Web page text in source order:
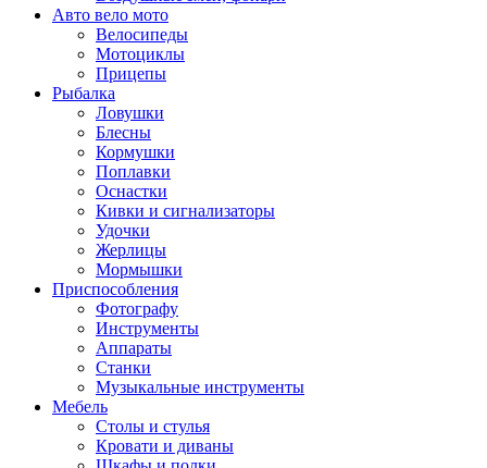
Авто вело мото
Велосипеды
Мотоциклы
Прицепы
Рыбалка
Ловушки
Блесны
Кормушки
Поплавки
Оснастки
Кивки и сигнализаторы
Удочки
Жерлицы
Мормышки
Приспособления
Фотографу
Инструменты
Аппараты
Станки
Музыкальные инструменты
Мебель
Столы и стулья
Кровати и диваны